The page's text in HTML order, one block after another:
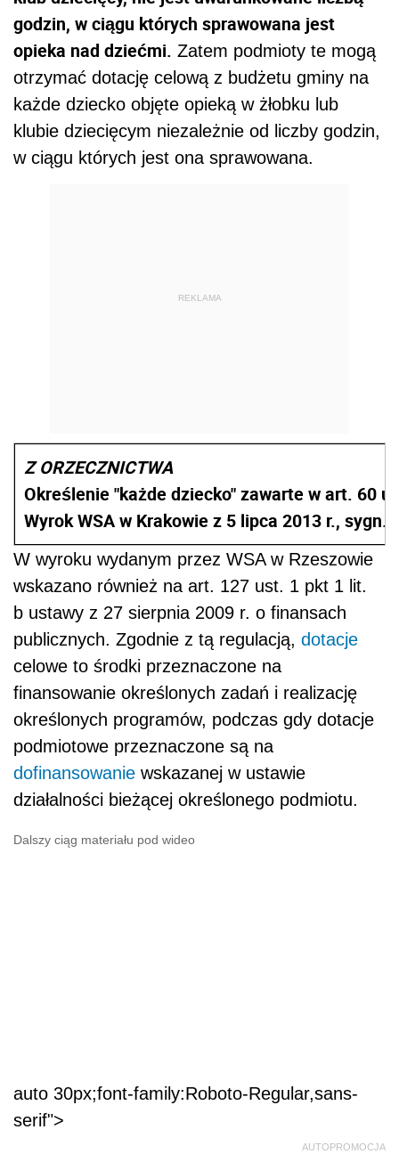
godzin, w ciągu których sprawowana jest
opieka nad dziećmi. Zatem podmioty te mogą
otrzymać dotację celową z budżetu gminy na
każde dziecko objęte opieką w żłobku lub
klubie dziecięcym niezależnie od liczby godzin,
w ciągu których jest ona sprawowana.
REKLAMA
Z ORZECZNICTWA
Określenie "każde dziecko" zawarte w art. 60
Wyrok WSA w Krakowie z 5 lipca 2013 r., sygn.
W wyroku wydanym przez WSA w Rzeszowie
wskazano również na art. 127 ust. 1 pkt 1 lit.
b ustawy z 27 sierpnia 2009 r. o finansach
publicznych. Zgodnie z tą regulacją, dotacje
celowe to środki przeznaczone na
finansowanie określonych zadań i realizację
określonych programów, podczas gdy dotacje
podmiotowe przeznaczone są na
dofinansowanie wskazanej w ustawie
działalności bieżącej określonego podmiotu.
Dalszy ciąg materiału pod wideo
auto 30px;font-family:Roboto-Regular,sans-
serif">
AUTOPROMOCJA